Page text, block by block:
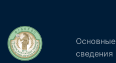
Основные
сведения